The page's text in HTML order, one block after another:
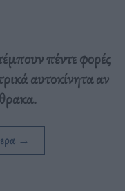
πέντε φορές
αυτοκίνητα αν
→